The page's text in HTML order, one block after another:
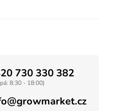
730 330 382
8:30 - 18:00)